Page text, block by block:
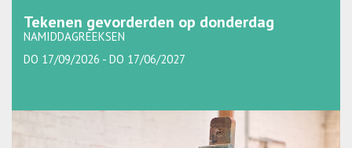
Tekenen gevorderden op donderdag
NAMIDDAGREEKSEN
DO 17/09/2026 - DO 17/06/2027